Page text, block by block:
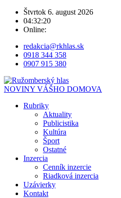
Štvrtok 6. august 2026
04:32:20
Online:
redakcia@rkhlas.sk
0918 344 358
0907 915 380
NOVINY VÁŠHO DOMOVA
Rubriky
Aktuality
Publicistika
Kultúra
Šport
Ostatné
Inzercia
Cenník inzercie
Riadková inzercia
Uzávierky
Kontakt